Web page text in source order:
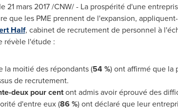
21 mars 2017 /CNW/ - La prospérité d'une
que les PME prennent de l'expansion,
Half, cabinet de recrutement de personnel à
révèle l'étude :
la moitié des répondants (54 %) ont affirmé que la
de recrutement.
deux pour centont admis avoir éprouvé des
d'entre eux (86 %) ont déclaré que leur